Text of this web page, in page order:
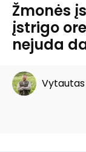
Žmonės
įstrigo
nejuda
Vytautas